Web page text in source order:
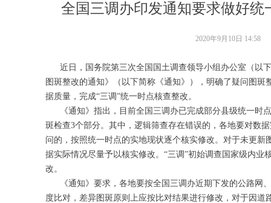
全国三调办印发通知要求做好
近日，国务院第三次全国国土调查领导小组办公室（以
图斑整改的通知》（以下简称《通知》），明确了疑问图
据质量，完成“三调”统一时点核查整改。
《通知》指出，目前全国三调办已完成部分县级统一时
斑检查3个部分。其中，逻辑筛查存在错误的，各地要对数
问的，按照统一时点的实地现状逐个核实修改。对于未更
据实际情况尽量予以核实修改。“三调”初始调查国家级内
改。
《通知》要求，各地要按全国三调办近期下发的公路网
度比对，差异图斑原则上应按比对结果进行修改，对于因
2020年9月10日 14:58